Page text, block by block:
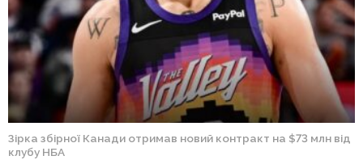
Зірка збірної Канади отримав новий контракт на $73 млн від
клубу НБА